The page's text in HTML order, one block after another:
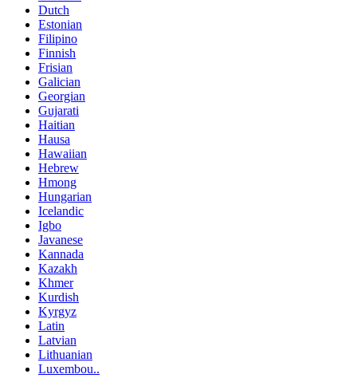
Dutch
Estonian
Filipino
Finnish
Frisian
Galician
Georgian
Gujarati
Haitian
Hausa
Hawaiian
Hebrew
Hmong
Hungarian
Icelandic
Igbo
Javanese
Kannada
Kazakh
Khmer
Kurdish
Kyrgyz
Latin
Latvian
Lithuanian
Luxembou..